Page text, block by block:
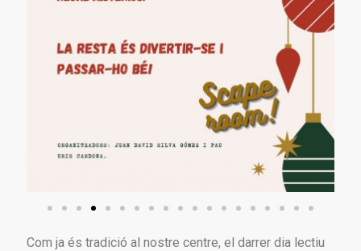
Com ja és tradició al nostre centre, el darrer dia lectiu